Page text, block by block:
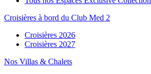
Croisières à bord du Club Med 2
Croisières 2026
Croisières 2027
Nos Villas & Chalets